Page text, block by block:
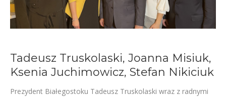
Tadeusz Truskolaski, Joanna Misiuk,
Ksenia Juchimowicz, Stefan Nikiciuk
Prezydent Białegostoku Tadeusz Truskolaski wraz z radnymi